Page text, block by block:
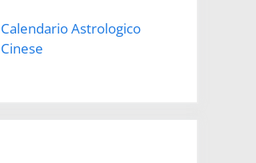
Calendario Astrologico
Cinese